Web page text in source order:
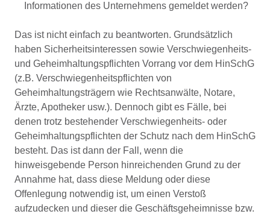
Informationen des Unternehmens gemeldet werden?
Das ist nicht einfach zu beantworten. Grundsätzlich
haben Sicherheitsinteressen sowie Verschwiegenheits-
und Geheimhaltungspflichten Vorrang vor dem HinSchG
(z.B. Verschwiegenheitspflichten von
Geheimhaltungsträgern wie Rechtsanwälte, Notare,
Ärzte, Apotheker usw.). Dennoch gibt es Fälle, bei
denen trotz bestehender Verschwiegenheits- oder
Geheimhaltungspflichten der Schutz nach dem HinSchG
besteht. Das ist dann der Fall, wenn die
hinweisgebende Person hinreichenden Grund zu der
Annahme hat, dass diese Meldung oder diese
Offenlegung notwendig ist, um einen Verstoß
aufzudecken und dieser die Geschäftsgeheimnisse bzw.